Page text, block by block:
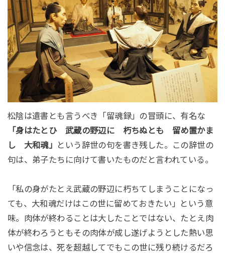
松陰は遺書とも言うべき「留魂録」の冒頭に、有名な
「身はたとひ 武蔵の野辺に 朽ちぬとも 留め置かま
し 大和魂」
という辞世の句を書き残した。この辞世の
句は、弟子たちに向けて書いたものだと言われている。
「私の身がたとえ武蔵の野辺に朽ちてしまうことになっ
ても、大和魂だけはこの世に留めておきたい」という意
味。肉体が終わることは大したことではない、たとえ肉
体が終わろうともその肉体が成し遂げようとした熱い思
いや信念は、死を超越してでもこの世に残り続けるだろ